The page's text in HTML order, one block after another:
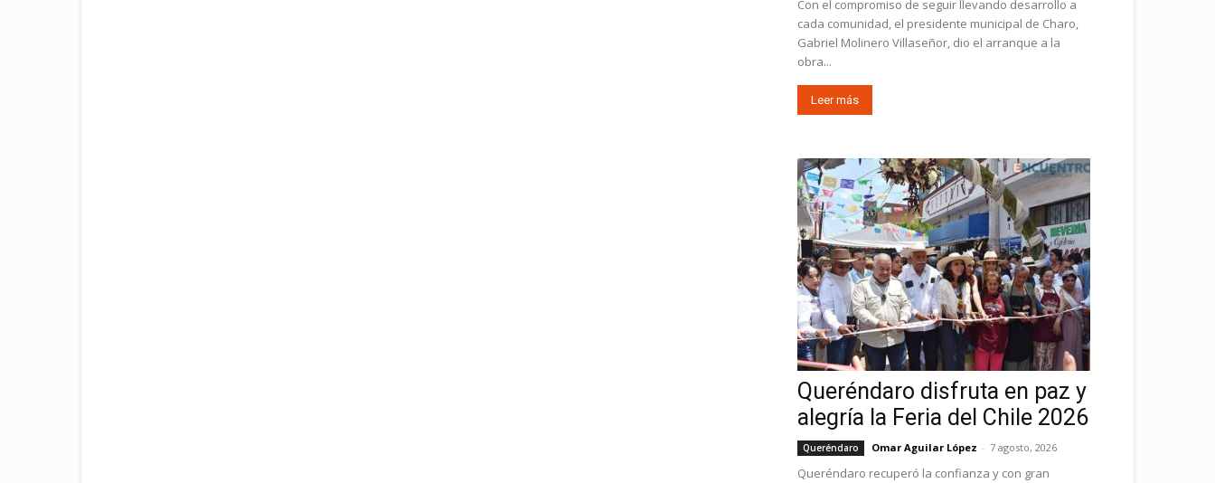
Con el compromiso de seguir llevando desarrollo a
cada comunidad, el presidente municipal de Charo,
Gabriel Molinero Villaseñor, dio el arranque a la
obra...
Leer más
Queréndaro disfruta en paz y
alegría la Feria del Chile 2026
Queréndaro Omar Aguilar López - 7 agosto, 2026
Queréndaro recuperó la confianza y con gran